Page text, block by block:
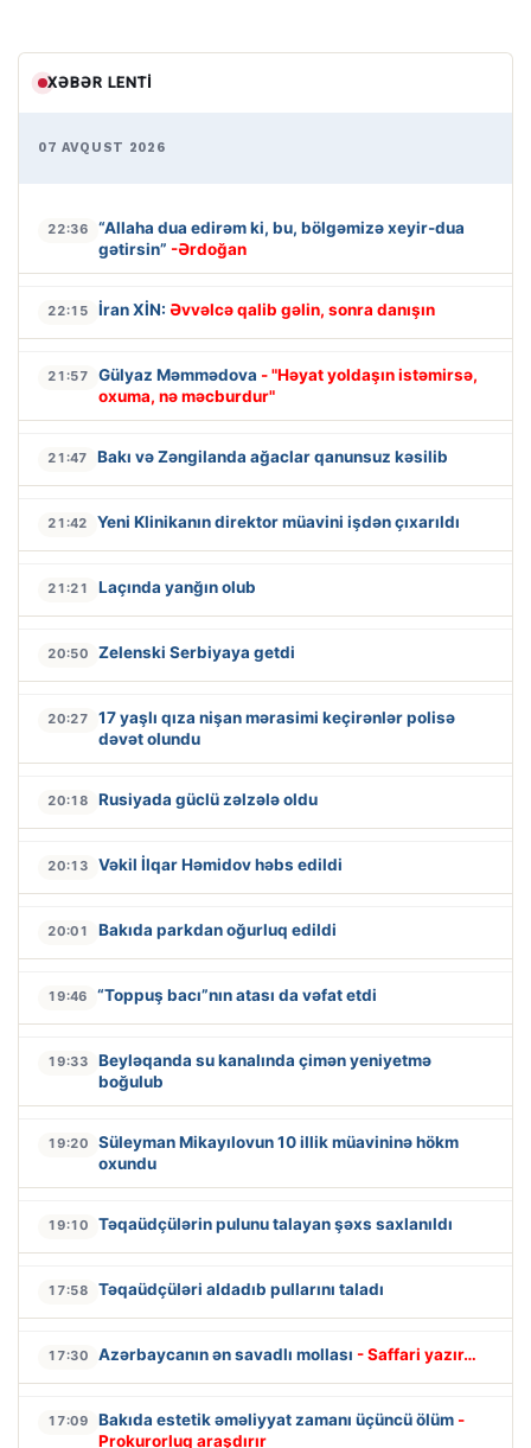
XƏBƏR LENTI
07 AVQUST 2026
22:36
“Allaha dua edirəm ki, bu, bölgəmizə xeyir-dua
gətirsin” -Ərdoğan
22:15 İran XİN: Əvvəlcə qalib gəlin, sonra danışın
21:57 Gülyaz Məmmədova - "Həyat yoldaşın istəmirsə,
oxuma, nə məcburdur"
21:47 Bakı və Zəngilanda ağaclar qanunsuz kəsilib
21:42 Yeni Klinikanın direktor müavini işdən çıxarıldı
21:21 Laçında yanğın olub
20:50 Zelenski Serbiyaya getdi
20:27
17 yaşlı qıza nişan mərasimi keçirənlər polisə
dəvət olundu
20:18 Rusiyada güclü zəlzələ oldu
20:13 Vəkil İlqar Həmidov həbs edildi
20:01 Bakıda parkdan oğurluq edildi
19:46 “Toppuş bacı”nın atası da vəfat etdi
19:33
Beyləqanda su kanalında çimən yeniyetmə
boğulub
19:20
Süleyman Mikayılovun 10 illik müavininə hökm
oxundu
19:10 Təqaüdçülərin pulunu talayan şəxs saxlanıldı
17:58 Təqaüdçüləri aldadıb pullarını taladı
17:30 Azərbaycanın ən savadlı mollası - Saffari yazır…
17:09 Bakıda estetik əməliyyat zamanı üçüncü ölüm -
Prokurorluq araşdırır